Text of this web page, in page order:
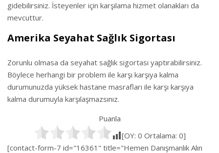
gidebilirsiniz. İsteyenler için karşılama hizmet olanakları da
mevcuttur.
Amerika Seyahat Sağlık Sigortası
Zorunlu olmasa da seyahat sağlık sigortası yaptırabilirsiniz.
Böylece herhangi bir problem ile karşı karşıya kalma
durumunuzda yüksek hastane masrafları ile karşı karşıya
kalma durumuyla karşılaşmazsınız.
Puanla
[OY: 0 Ortalama: 0]
[contact-form-7 id="16361" title="Hemen Danışmanlık Alın